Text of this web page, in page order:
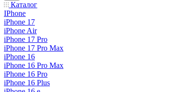
Каталог
IPhone
iPhone 17
iPhone Air
iPhone 17 Pro
iPhone 17 Pro Max
iPhone 16
iPhone 16 Pro Max
iPhone 16 Pro
iPhone 16 Plus